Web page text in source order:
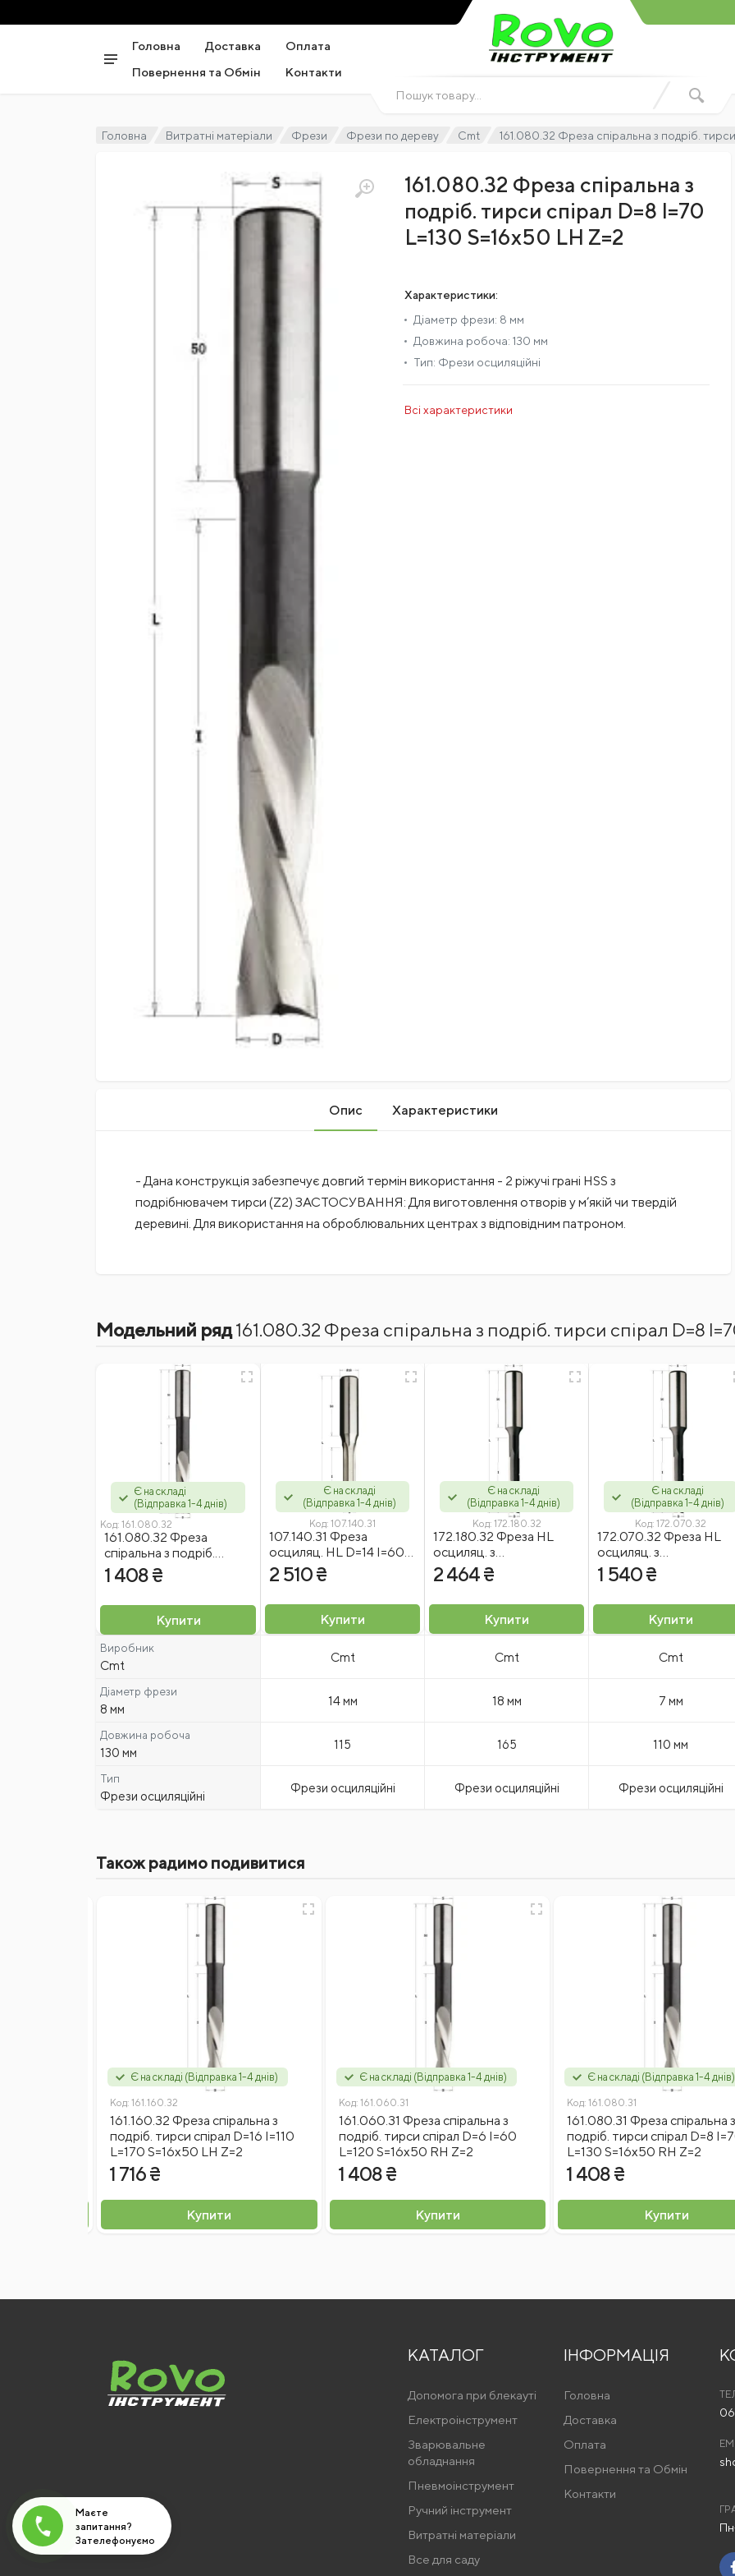
Головна Доставка
Оплата
Повернення та Обмін
Контакти
Головна Витратні матеріали Фрези Фрези по дереву Cmt 161.080.32 Фреза спіральна з подріб.
161.080.32 Фреза спіральна з
подріб. тирси спірал D=8 I=70
L=130 S=16x50 LH Z=2
Характеристики:
Діаметр фрези: 8 мм
Довжина робоча: 130 мм
Тип: Фрези осциляційні
Всі характеристики
Опис Характеристики
- Дана конструкція забезпечує довгий термін використання - 2 ріжучі грані HSS з
подрібнювачем тирси (Z2) ЗАСТОСУВАННЯ: Для виготовлення отворів у м’якій чи твердій
деревині. Для використання на оброблювальних центрах з відповідним патроном.
Написати відгук
Я згоден на обробку персональних даних
Відправити відгук
Модельний ряд161.080.32 Фреза спіральна з подріб. тирси спірал D=8
Є на складі
(Відправка 1-4 днів)
Код: 161.080.32
161.080.32 Фреза
спіральна з подріб.
тирси спірал D=8 I=70
L=130 S=16x50 LH Z=2
1 408 ₴
Купити
Є на складі
(Відправка 1-4 днів)
Код: 107.140.31
107.140.31 Фреза
осциляц. HL D=14 I=60
L=115 S=16X50 RH
2 510 ₴
Купити
Є на складі
(Відправка 1-4 днів)
Код: 172.180.32
172.180.32 Фреза HL
осциляц. з
подрібнювачем тирси
D=18 I=110 L=165
2 464 ₴
Купити
Є на складі
(Відправка 1-4 днів)
Код: 172.070.32
172.070.32 Фреза HL
осциляц. з
подрібнювачем тирси
D=7 I=55 L=110 S=13x50
1 540 ₴
Купити
Виробник
Cmt
Cmt Cmt Cmt
Діаметр фрези
8 мм
14 мм 18 мм 7 мм
Довжина робоча
130 мм
115 165 110 мм
Тип
Фрези осциляційні
Фрези осциляційні Фрези осциляційні Фрези осциляційні
Також радимо подивитися
Є на складі (Відправка 1-4 днів)
Код: 161.160.32
161.160.32 Фреза спіральна з
подріб. тирси спірал D=16 I=110
L=170 S=16x50 LH Z=2
1 716 ₴
Купити
Є на складі (Відправка 1-4 днів)
Код: 161.060.31
161.060.31 Фреза спіральна з
подріб. тирси спірал D=6 I=60
L=120 S=16x50 RH Z=2
1 408 ₴
Купити
Є на складі (Відправка 1-4 днів)
Код: 161.080.31
161.080.31 Фреза спіральна з
подріб. тирси спірал D=8
L=130 S=16x50 RH Z=2
1 408 ₴
Купити
КАТАЛОГ
Допомога при блекауті
Електроінструмент
Зварювальне
обладнання
Пневмоінструмент
Ручний інструмент
Витратні матеріали
Все для саду
ІНФОРМАЦІЯ
Головна
Доставка
Оплата
Повернення та Обмін
Контакти
Маєте
запитання?
Зателефонуємо
вам!